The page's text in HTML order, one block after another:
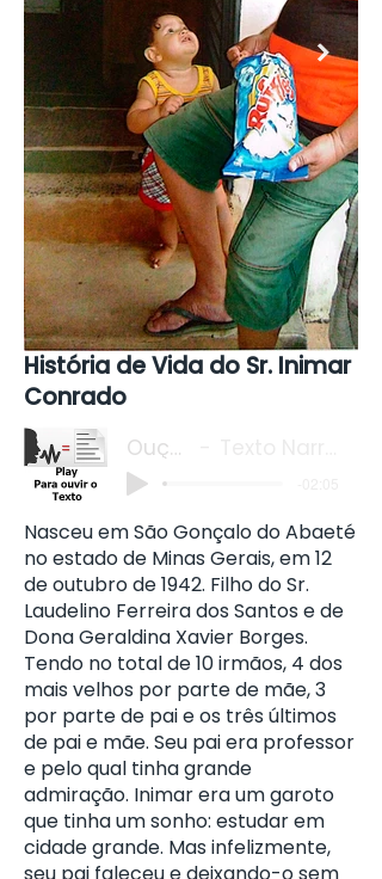
Inimar Conrado
História de Vida do Sr. Inimar
Conrado
Ouça o
Nasceu em São Gonçalo do Abaeté
no estado de Minas Gerais, em 12
de outubro de 1942. Filho do Sr.
Laudelino Ferreira dos Santos e de
Dona Geraldina Xavier Borges.
Tendo no total de 10 irmãos, 4 dos
mais velhos por parte de mãe, 3
por parte de pai e os três últimos
de pai e mãe. Seu pai era professor
e pelo qual tinha grande
admiração. Inimar era um garoto
que tinha um sonho: estudar em
cidade grande. Mas infelizmente,